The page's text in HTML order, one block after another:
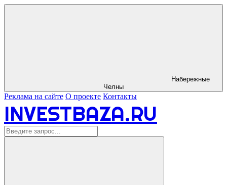
Челны
Реклама на сайте О проекте Контакты
INVESTBAZA.RU